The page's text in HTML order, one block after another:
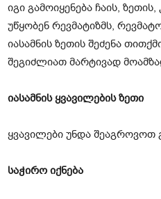
იგი გამოიყენება ჩაის,
უწყობენ რევმატიზმს,
იასამნის ზეთის შეძენა
შეგიძლიათ მარტივად
იასამნის ყვავილების ზეთი
ყვავილები უნდა შეაგროვოთ
საჭირო იქნება